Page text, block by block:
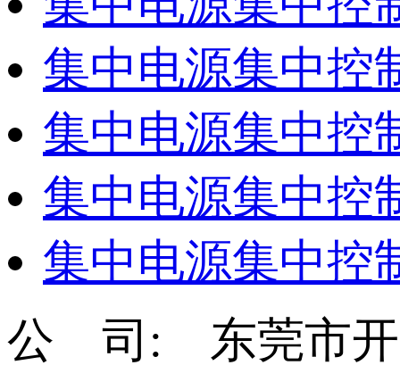
集中电源集中控
集中电源集中控
集中电源集中控
集中电源集中控
公 司: 东莞市开